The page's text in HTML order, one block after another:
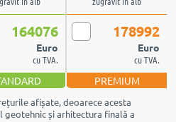
164076
Euro
cu TVA.
178992
Euro
cu TVA.
PREMIUM
afișate, deoarece acesta
geotehnic și arhitectura finală a